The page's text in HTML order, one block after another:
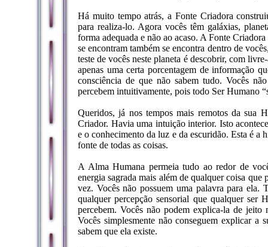
Há muito tempo atrás, a Fonte Criadora
para realiza-lo. Agora vocês têm galáxias,
forma adequada e não ao acaso. A Fonte
se encontram também se encontra dentro de
teste de vocês neste planeta é descobrir, com
apenas uma certa porcentagem de informação
consciência de que não sabem tudo. Vocês
percebem intuitivamente, pois todo Ser Humano
Queridos, já nos tempos mais remotos da sua
Criador. Havia uma intuição interior. Isto
e o conhecimento da luz e da escuridão. Esta é a
fonte de todas as coisas.
A Alma Humana permeia tudo ao redor de
energia sagrada mais além de qualquer coisa
vez. Vocês não possuem uma palavra para ela.
qualquer percepção sensorial que qualquer ser
percebem. Vocês não podem explica-la de
Vocês simplesmente não conseguem explicar
sabem que ela existe.